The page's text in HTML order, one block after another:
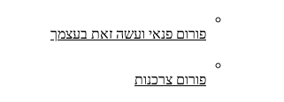
פורום פנאי ועשה זאת בעצמך
פורום צרכנות